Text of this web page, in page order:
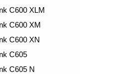
C600 XLM
C600 XM
C600 XN
C605
C605 N